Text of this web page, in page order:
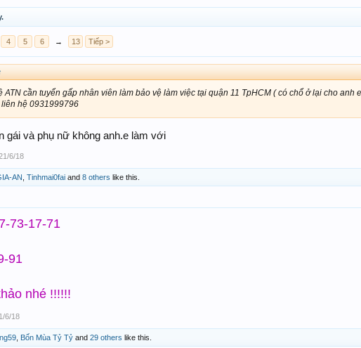
4 5 6 → 13 Tiếp >
ATN cần tuyển gấp nhân viên làm bảo vệ làm việc tại quận 11 TpHCM ( có chổ ở lại cho anh
hệ 0931999796
gái và phụ nữ không anh.e làm với
6/18
AN Tinhmai0fai and 8 others like this.
73-17-71
91
nhé !!!!!!
6/18
Bốn Mùa Tỷ Tỷ and 29 others like this.